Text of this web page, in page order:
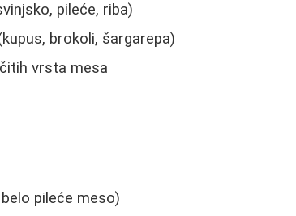
pileće, riba)
brokoli, šargarepa)
vrsta mesa
pileće meso)